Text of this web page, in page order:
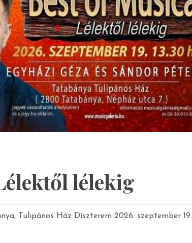
lélekig
Tulipános Ház Díszterem 2026. szeptember 19.